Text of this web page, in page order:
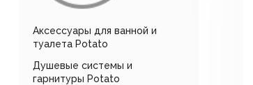
Аксессуары для ванной и
туалета Potato
Душевые системы и
гарнитуры Potato